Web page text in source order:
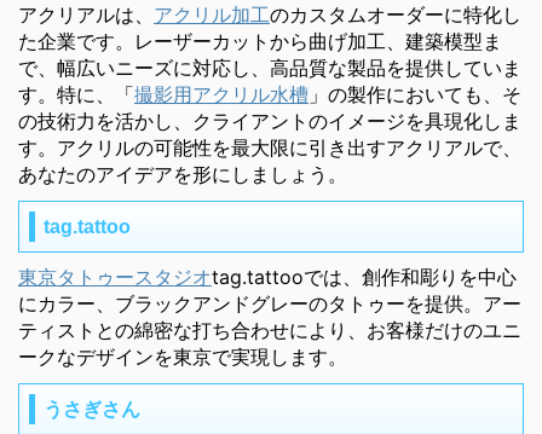
アクリアルは、 アクリル加工のカスタムオーダーに特化し
た企業です。レーザーカットから曲げ加工、建築模型ま
で、幅広いニーズに対応し、高品質な製品を提供していま
す。特に、「撮影用アクリル水槽 」の製作においても、そ
の技術力を活かし、クライアントのイメージを具現化しま
す。アクリルの可能性を最大限に引き出すアクリアルで、
あなたのアイデアを形にしましょう。
tag.tattoo
東京タトゥースタジオtag.tattooでは、創作和彫りを中心
にカラー、ブラックアンドグレーのタトゥーを提供。アー
ティストとの綿密な打ち合わせにより、お客様だけのユニ
ークなデザインを東京で実現します。
うさぎさん